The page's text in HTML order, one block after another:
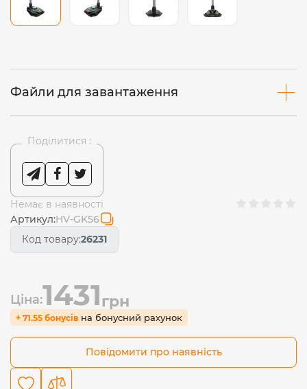
Файли для завантаження
Поділитися :
Немає в наявності
Артикул:HV-GK56
Код товару:26231
Ціна:1431грн
+ 71.55 бонусів на бонусний рахунок
Повідомити про наявність